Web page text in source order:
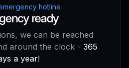
hotline
ready
we can be reached
around the clock - 365
a year!